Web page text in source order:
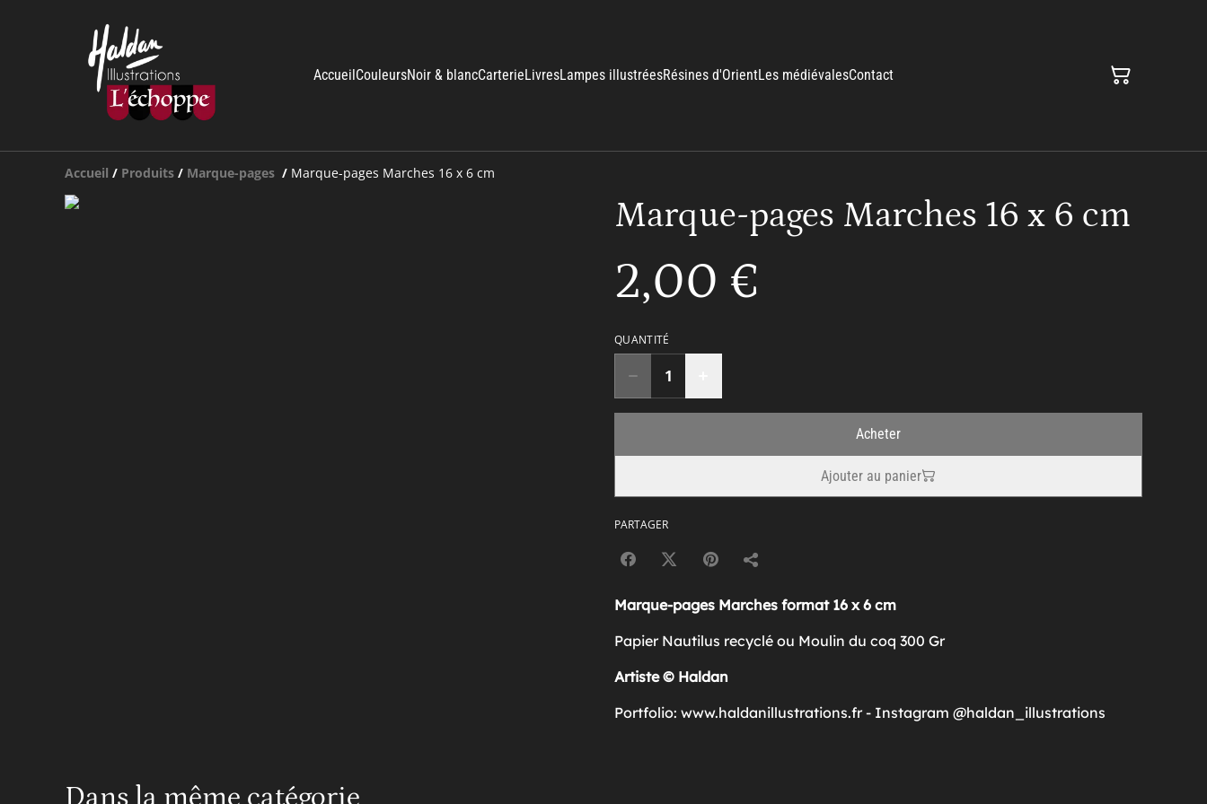
Accueil CouleursNoir & blancCarterieLivresLampes illustréesRésines d'OrientLes médiévalesContact
Accueil / Produits / Marque-pages / Marque-pages Marches 16 x 6 cm
Marque-pages Marches 16 x 6 cm
2,00 €
QUANTITÉ
Acheter
Ajouter au panier
PARTAGER
Marque-pages Marches format 16 x 6 cm
Papier Nautilus recyclé ou Moulin du coq 300 Gr
Artiste © Haldan
Portfolio: www.haldanillustrations.fr - Instagram @haldan_illustrations
Dans la même catégorie